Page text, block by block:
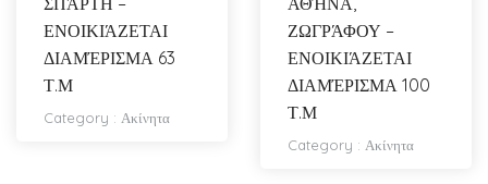
ΕΝΟΙΚΙΆΖΕΤΑΙ
ΔΙΑΜΈΡΙΣΜΑ 63
Τ.Μ
Category : Ακίνητα
ΖΩΓΡΆΦΟΥ –
ΕΝΟΙΚΙΆΖΕΤΑΙ
ΔΙΑΜΈΡΙΣΜΑ 100
Τ.Μ
Category : Ακίνητα